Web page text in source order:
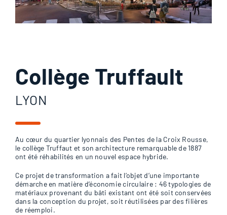
Collège Truffault
LYON
Au cœur du quartier lyonnais des Pentes de la Croix Rousse,
le collège Truffaut et son architecture remarquable de 1887
ont été réhabilités en un nouvel espace hybride.
Ce projet de transformation a fait l’objet d’une importante
démarche en matière d’économie circulaire : 46 typologies de
matériaux provenant du bâti existant ont été soit conservées
dans la conception du projet, soit réutilisées par des filières
de réemploi.